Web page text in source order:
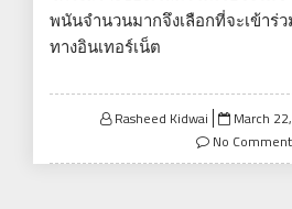
พนันจำนวนมากจึงเลือกที่จะเข้าร่
ทางอินเทอร์เน็ต
Rasheed Kidwai
Posted
on
March
No